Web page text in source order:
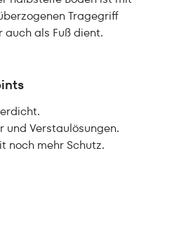
Tragegriff
als Fuß dient.
und Verstaulösungen.
noch mehr Schutz.